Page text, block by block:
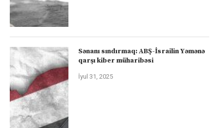
Sənanı sındırmaq: ABŞ-İsrailin Yəmənə
qarşı kiber müharibəsi
İyul 31, 2025